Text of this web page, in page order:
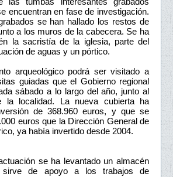
encuentran en fase de investigación.
se han hallado los restos de
a los muros de la cabecera. Se ha
la sacristía de la iglesia, parte del
de aguas y un pórtico.
arqueológico podrá ser visitado a
guiadas que el Gobierno regional
sábado a lo largo del año, junto al
la localidad. La nueva cubierta ha
de 368.960 euros, y que se
euros que la Dirección General de
ya había invertido desde 2004.
se ha levantado un almacén
sirve de apoyo a los trabajos de